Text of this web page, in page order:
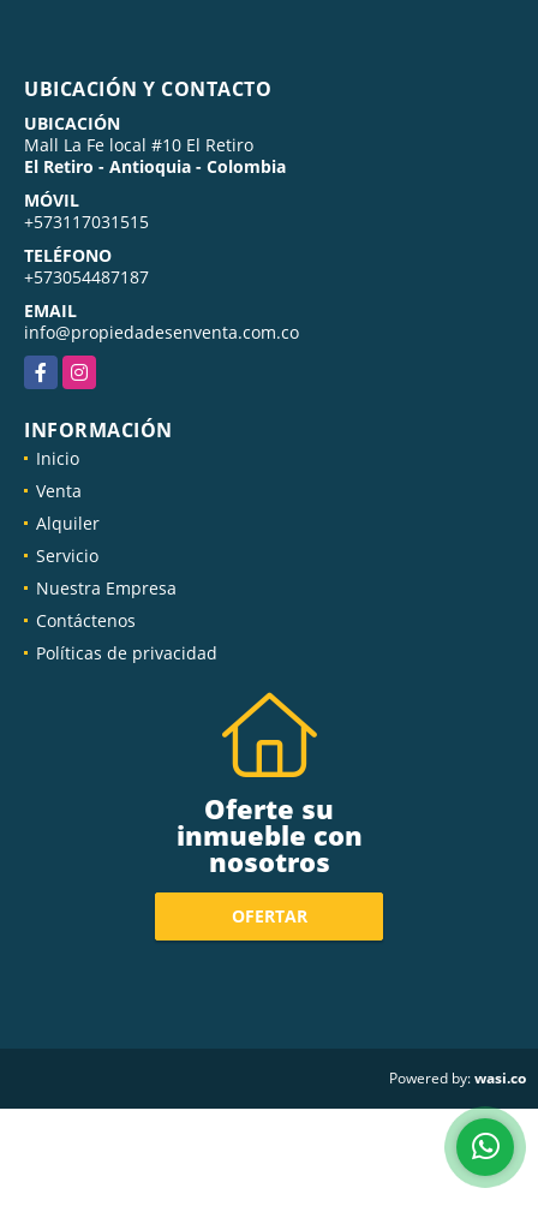
UBICACIÓN Y CONTACTO
UBICACIÓN
Mall La Fe local #10 El Retiro
El Retiro - Antioquia - Colombia
MÓVIL
+573117031515
TELÉFONO
+573054487187
EMAIL
info@propiedadesenventa.com.co
FacebookInstagram
INFORMACIÓN
Inicio
Venta
Alquiler
Servicio
Nuestra Empresa
Contáctenos
Políticas de privacidad
Oferte su
inmueble con
nosotros
OFERTAR
Powered by:wasi.co